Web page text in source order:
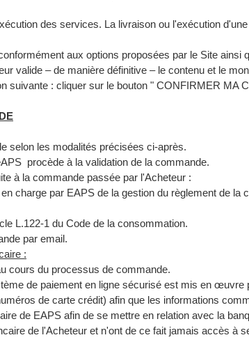
des services. La livraison ou l'exécution
aux options proposées par le Site ainsi
valide – de manière définitive – le contenu et le
suivante : cliquer sur le bouton " CONFIRMER MA
selon les modalités précisées ci-après.
procède à la validation de la commande.
à la commande passée par l'Acheteur :
charge par EAPS de la gestion du règlement de la
L.122-1 du Code de la consommation.
par email.
:
cours du processus de commande.
de paiement en ligne sécurisé est mis en
de carte crédit) afin que les informations
de EAPS afin de se mettre en relation avec la
de l'Acheteur et n'ont de ce fait jamais accès à